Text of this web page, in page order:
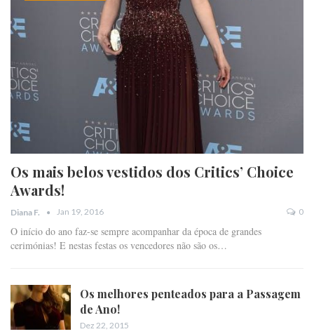
Os mais belos vestidos dos Critics’ Choice
Awards!
Diana F. Jan 19, 2016 0
O início do ano faz-se sempre acompanhar da época de grandes
cerimónias! E nestas festas os vencedores não são os…
Os melhores penteados para a Passagem
de Ano!
Dez 22, 2015